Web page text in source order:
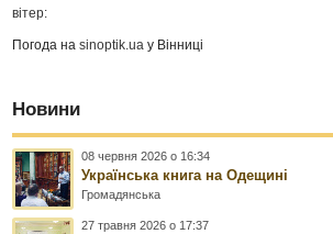
вітер:
Погода наsinoptik.ua у Вінниці
Новини
08 червня 2026 о 16:34
Українська книга на Одещині
Громадянська
27 травня 2026 о 17:37